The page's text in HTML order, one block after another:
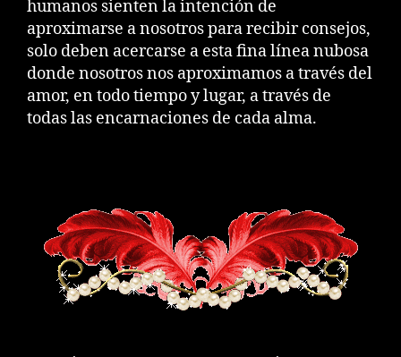
humanos sienten la intención de
aproximarse a nosotros para recibir consejos,
solo deben acercarse a esta fina línea nubosa
donde nosotros nos aproximamos a través del
amor, en todo tiempo y lugar, a través de
todas las encarnaciones de cada alma.